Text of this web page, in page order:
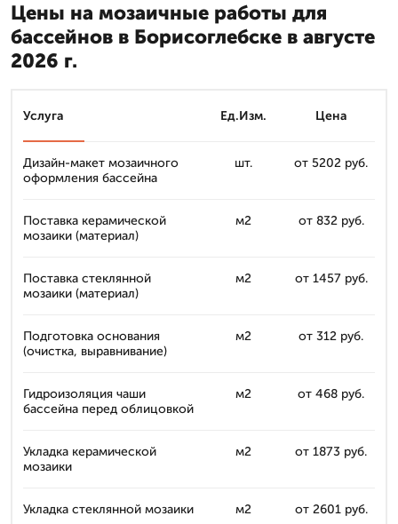
Цены на мозаичные работы для
бассейнов в Борисоглебске в августе
2026 г.
Услуга Ед.Изм. Цена
Дизайн-макет мозаичного
оформления бассейна
шт. от 5202 руб.
Поставка керамической
мозаики (материал)
м2 от 832 руб.
Поставка стеклянной
мозаики (материал)
м2 от 1457 руб.
Подготовка основания
(очистка, выравнивание)
м2 от 312 руб.
Гидроизоляция чаши
бассейна перед облицовкой
м2 от 468 руб.
Укладка керамической
мозаики
м2 от 1873 руб.
Укладка стеклянной мозаики м2 от 2601 руб.